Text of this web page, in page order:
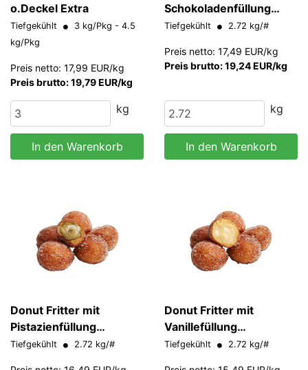
o.Deckel Extra
Tiefgekühlt
3 kg/Pkg - 4.5
kg/Pkg
Preis netto: 17,99 EUR/kg
Preis brutto: 19,79 EUR/kg
kg
In den Warenkorb
Schokoladenfüllung
Europastry 20 g/Stk
Tiefgekühlt 2.72 kg/#
Preis netto: 17,49 EUR/kg
Preis brutto: 19,24 EUR/kg
kg
In den Warenkorb
Donut Fritter mit
Pistazienfüllung
Europastry 20 g/Stk
Tiefgekühlt 2.72 kg/#
Donut Fritter mit
Vanillefüllung
Europastry 20 g/Stk
Tiefgekühlt 2.72 kg/#